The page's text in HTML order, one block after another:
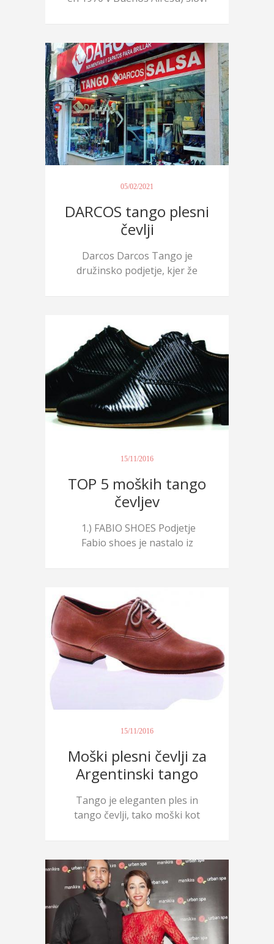
05/02/2021
DARCOS tango plesni
čevlji
Darcos Darcos Tango je
družinsko podjetje, kjer že
15/11/2016
TOP 5 moških tango
čevljev
1.) FABIO SHOES Podjetje
Fabio shoes je nastalo iz
15/11/2016
Moški plesni čevlji za
Argentinski tango
Tango je eleganten ples in
tango čevlji, tako moški kot